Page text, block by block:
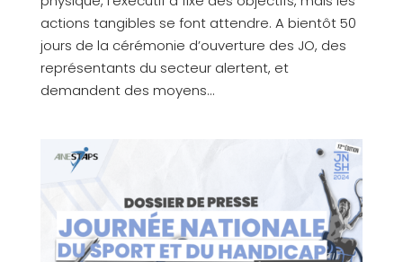
actions tangibles se font attendre. A bientôt 50
jours de la cérémonie d’ouverture des JO, des
représentants du secteur alertent, et
demandent des moyens...